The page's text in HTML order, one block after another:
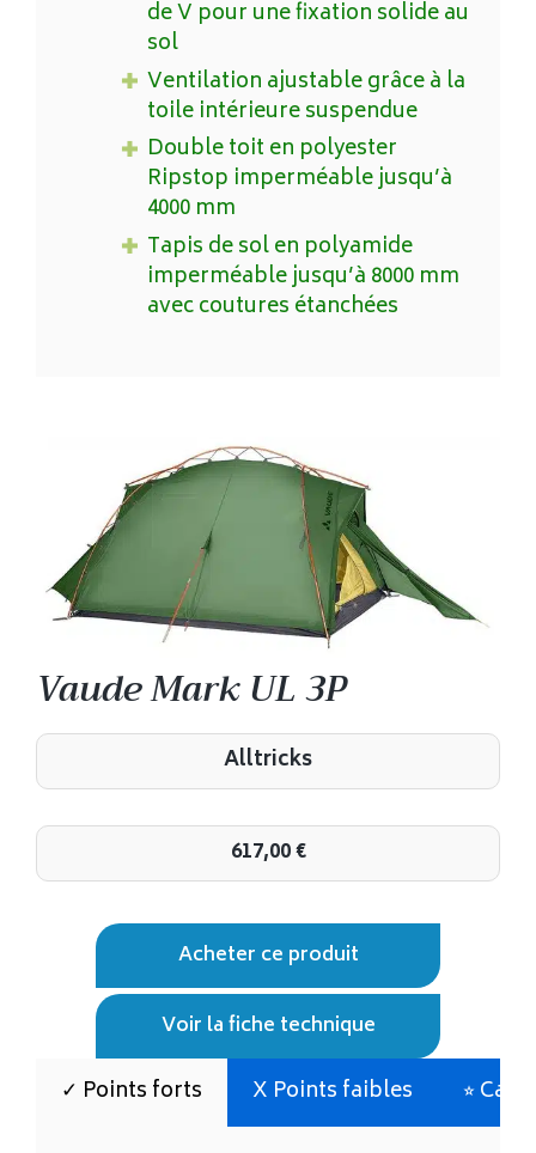
de V pour une fixation solide au
sol
Ventilation ajustable grâce à la
toile intérieure suspendue
Double toit en polyester
Ripstop imperméable jusqu’à
4000 mm
Tapis de sol en polyamide
imperméable jusqu’à 8000 mm
avec coutures étanchées
Vaude Mark UL 3P
Alltricks
617,00€
Acheter ce produit
Voir la fiche technique
✓ Points forts X Points faibles ⭐︎